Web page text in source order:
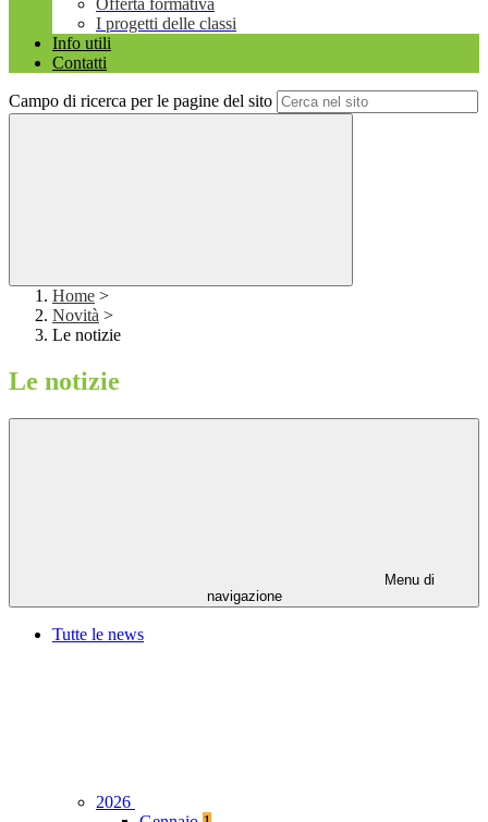
Offerta formativa
I progetti delle classi
Info utili
Contatti
Campo di ricerca per le pagine del sito
Home >
Novità >
Le notizie
Le notizie
Menu di
navigazione
Tutte le news
2026